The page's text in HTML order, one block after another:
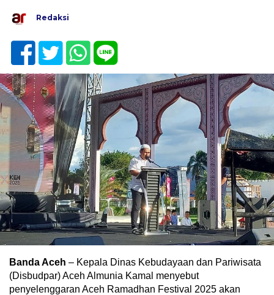
Redaksi
Banda Aceh – Kepala Dinas Kebudayaan dan Pariwisata
(Disbudpar) Aceh Almunia Kamal menyebut
penyelenggaran Aceh Ramadhan Festival 2025 akan